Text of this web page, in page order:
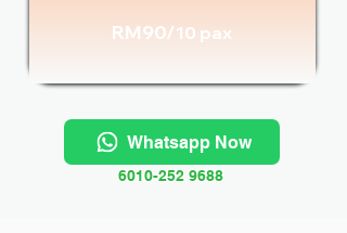
RM90/10 pax
Whatsapp Now
6010-252 9688